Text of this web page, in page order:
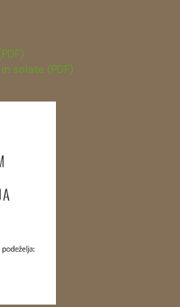
solate (PDF)